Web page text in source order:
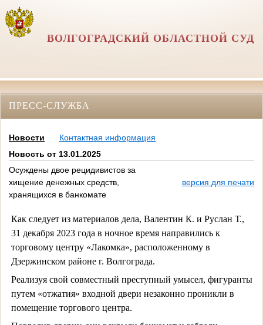
ВОЛГОГРАДСКИЙ ОБЛАСТНОЙ СУД
ПРЕСС-СЛУЖБА
Новости
Контактная информация
Новость от 13.01.2025
Осуждены двое рецидивистов за
хищение денежных средств,
хранящихся в банкомате
версия для печати
Как следует из материалов дела, Валентин К. и Руслан Т.,
31 декабря 2023 года в ночное время направились к
торговому центру «Лакомка», расположенному в
Дзержинском районе г. Волгограда.
Реализуя свой совместный преступный умысел, фигуранты
путем «отжатия» входной двери незаконно проникли в
помещение торгового центра.